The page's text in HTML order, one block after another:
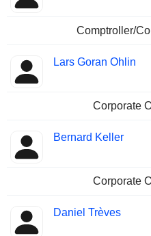
Comptroller/
Lars Goran Ohlin
Corporate
Bernard Keller
Corporate
Daniel Trèves